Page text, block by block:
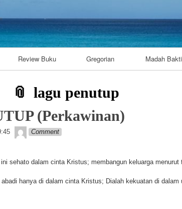
Review Buku Gregorian Madah Bakti
lagu penutup
(Perkawinan)
Lapopp music
Comment
sehato dalam cinta Kristus; membangun keluarga menurut
abadi hanya di dalam cinta Kristus; Dialah kekuatan di dalam